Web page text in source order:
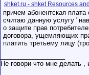
shket.ru - shket Resources
причем абонентская
считаю данную услугу
о защите прав
договора, ущемляющих
платить третьему лицу
Не говори что мне делать ,